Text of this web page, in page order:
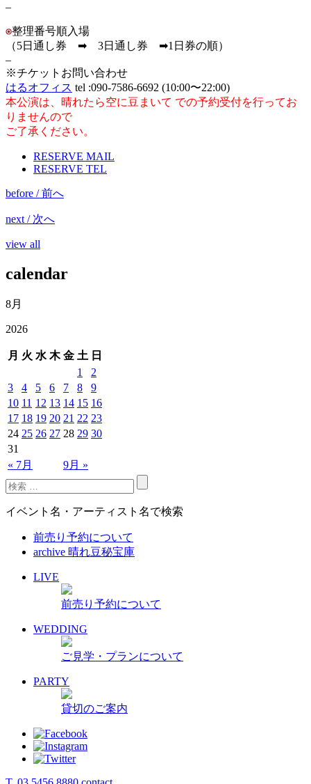
–
整理番号順入場
（5日通し券 ➡ 3日通し券 ➡1日券の順）
–
※チケットお問い合わせ
はるオフィス tel :090-7586-6692 (10:00〜22:00)
本公演は、晴れたら空に豆まいて での予約受付を行ってお
りませんので
ご了承ください。
RESERVE MAIL
RESERVE TEL
before / 前へ
next / 次へ
view all
calendar
8月
2026
月 火 水 木 金 土 日
« 7月 9月 »
1
2
3
4 5 6 7 8
9
10 11 12 13 14 15 16
17 18 19 20 21 22 23
24 25 26 27 28 29 30
31
イベント名・アーティスト名で検索
前売り予約について
archive 晴れ豆秘宝庫
LIVE
前売り予約について
WEDDING
ご見学・プランについて
PARTY
貸切のご案内